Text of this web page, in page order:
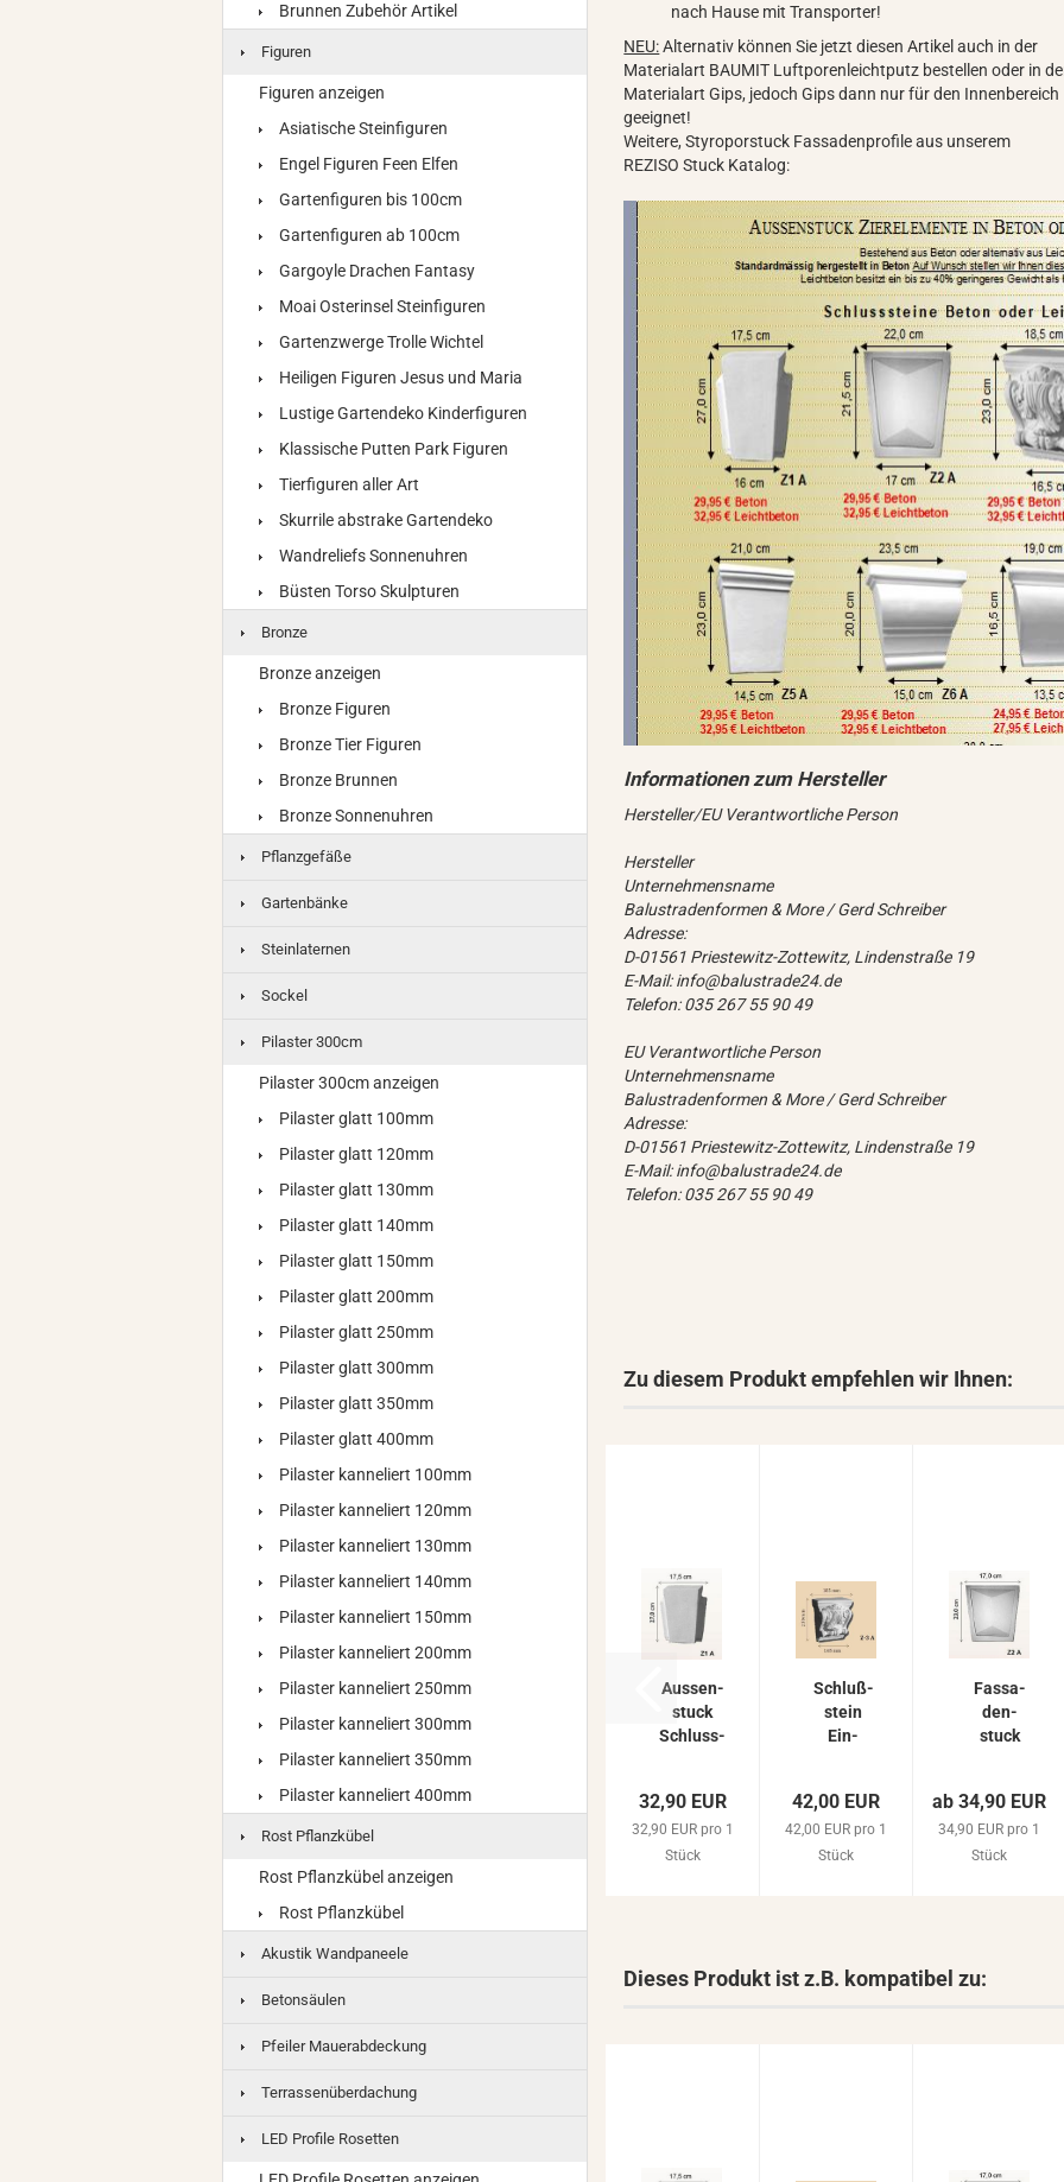
nach Hause mit Transporter!
NEU:Alternativ können Sie jetzt diesen Artikel auch in der
Materialart BAUMIT Luftporenleichtputz bestellen oder in
Materialart Gips, jedoch Gips dann nur für den Innenbereich
geeignet!
Weitere, Styroporstuck Fassadenprofile aus unserem
REZISO Stuck Katalog:
Hersteller/EU Verantwortliche Person
Hersteller
Unternehmensname
Balustradenformen & More / Gerd Schreiber
Adresse:
D-01561 Priestewitz-Zottewitz, Lindenstraße 19
E-Mail: info@balustrade24.de
Telefon: 035 267 55 90 49
EU Verantwortliche Person
Unternehmensname
Balustradenformen & More / Gerd Schreiber
Adresse:
D-01561 Priestewitz-Zottewitz, Lindenstraße 19
E-Mail: info@balustrade24.de
Telefon: 035 267 55 90 49
Zu diesem Produkt empfehlen wir Ihnen:
Aus­sen­
stuck
Schluss­
stein
Fas­sa­
den­
32,90 EUR
32,90 EUR pro 1
Stück
Schluß­
stein
Ein­
Fas­sa­
den­
stuck
blatt...
42,00 EUR
42,00 EUR pro 1
Stück
Fas­sa­
den­
stuck
Ein­satz­
stein
Bau­de­
ab 34,90 EUR
34,90 EUR pro 1
Stück
Dieses Produkt ist z.B. kompatibel zu:
Brunnen Zubehör Artikel
Figuren
Figuren anzeigen
Asiatische Steinfiguren
Engel Figuren Feen Elfen
Gartenfiguren bis 100cm
Gartenfiguren ab 100cm
Gargoyle Drachen Fantasy
Moai Osterinsel Steinfiguren
Gartenzwerge Trolle Wichtel
Heiligen Figuren Jesus und Maria
Lustige Gartendeko Kinderfiguren
Klassische Putten Park Figuren
Tierfiguren aller Art
Skurrile abstrake Gartendeko
Wandreliefs Sonnenuhren
Büsten Torso Skulpturen
Bronze
Bronze anzeigen
Bronze Figuren
Bronze Tier Figuren
Bronze Brunnen
Bronze Sonnenuhren
Pflanzgefäße
Gartenbänke
Steinlaternen
Sockel
Pilaster 300cm
Pilaster 300cm anzeigen
Pilaster glatt 100mm
Pilaster glatt 120mm
Pilaster glatt 130mm
Pilaster glatt 140mm
Pilaster glatt 150mm
Pilaster glatt 200mm
Pilaster glatt 250mm
Pilaster glatt 300mm
Pilaster glatt 350mm
Pilaster glatt 400mm
Pilaster kanneliert 100mm
Pilaster kanneliert 120mm
Pilaster kanneliert 130mm
Pilaster kanneliert 140mm
Pilaster kanneliert 150mm
Pilaster kanneliert 200mm
Pilaster kanneliert 250mm
Pilaster kanneliert 300mm
Pilaster kanneliert 350mm
Pilaster kanneliert 400mm
Rost Pflanzkübel
Rost Pflanzkübel anzeigen
Rost Pflanzkübel
Akustik Wandpaneele
Betonsäulen
Pfeiler Mauerabdeckung
Terrassenüberdachung
LED Profile Rosetten